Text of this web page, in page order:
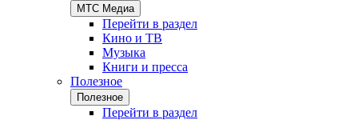
МТС Медиа
Перейти в раздел
Кино и ТВ
Музыка
Книги и пресса
Полезное
Полезное
Перейти в раздел